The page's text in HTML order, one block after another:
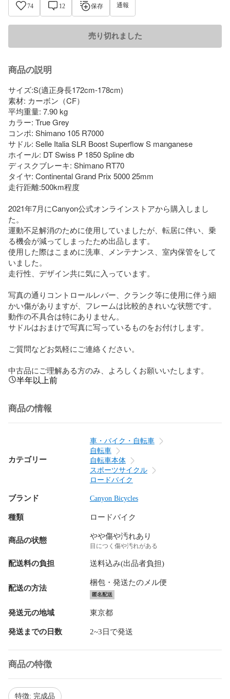
74 12 保存 通報
売り切れました
商品の説明
サイズ:S(適正身長172cm-178cm)
素材: カーボン（CF）
平均重量: 7.90 kg
カラー: True Grey
コンポ: Shimano 105 R7000
サドル: Selle Italia SLR Boost Superflow S manganese
ホイール: DT Swiss P 1850 Spline db
ディスクブレーキ: Shimano RT70
タイヤ: Continental Grand Prix 5000 25mm
走行距離:500km程度
2021年7月にCanyon公式オンラインストアから購入しまし
た。
運動不足解消のために使用していましたが、転居に伴い、乗
る機会が減ってしまったため出品します。
使用した際はこまめに洗車、メンテナンス、室内保管をして
いました。
走行性、デザイン共に気に入っています。
写真の通りコントロールレバー、クランク等に使用に伴う細
かい傷がありますが、フレームは比較的きれいな状態です。
動作の不具合は特にありません。
サドルはおまけで写真に写っているものをお付けします。
ご質問などお気軽にご連絡ください。
中古品にご理解ある方のみ、よろしくお願いいたします。
半年以上前
商品の情報
カテゴリー
車・バイク・自転車
自転車
自転車本体
スポーツサイクル
ロードバイク
ブランド Canyon Bicycles
種類 ロードバイク
商品の状態 やや傷や汚れあり
目につく傷や汚れがある
配送料の負担 送料込み(出品者負担)
配送の方法
梱包・発送たのメル便
匿名配送
発送元の地域 東京都
発送までの日数 2~3日で発送
商品の特徴
特徴: 完成品